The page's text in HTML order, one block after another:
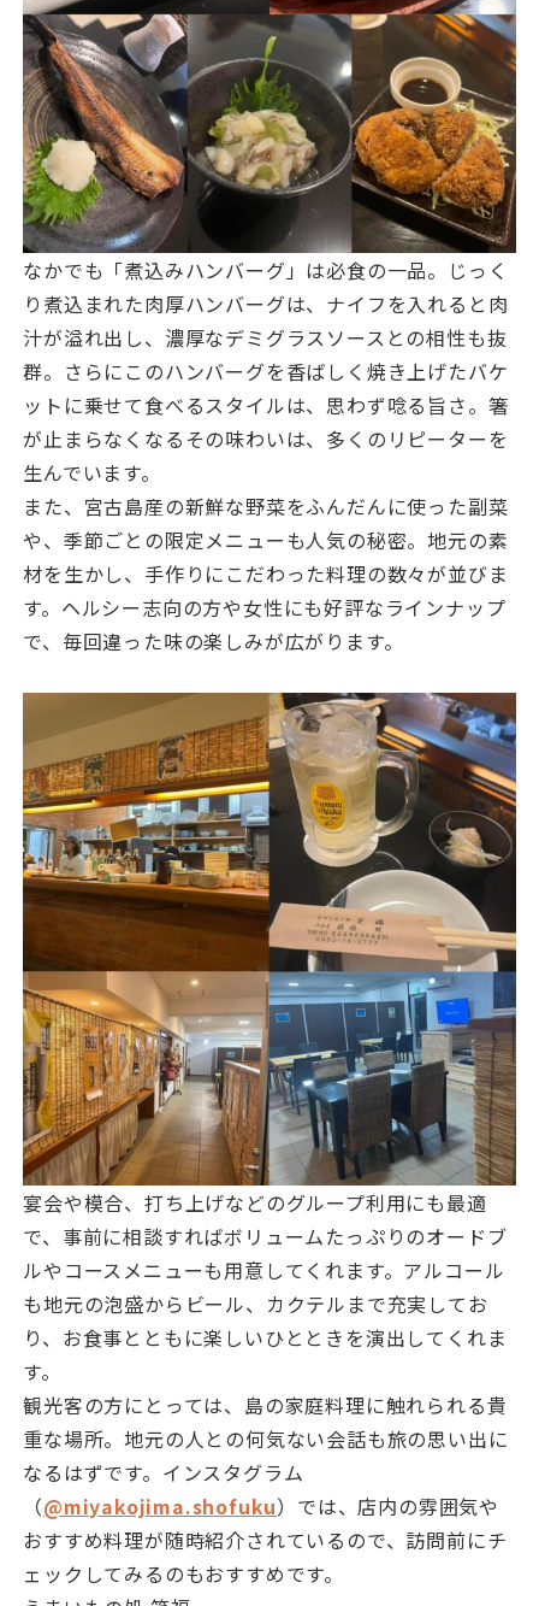
なかでも「煮込みハンバーグ」は必食の一品。じっく
り煮込まれた肉厚ハンバーグは、ナイフを入れると肉
汁が溢れ出し、濃厚なデミグラスソースとの相性も抜
群。さらにこのハンバーグを香ばしく焼き上げたバケ
ットに乗せて食べるスタイルは、思わず唸る旨さ。箸
が止まらなくなるその味わいは、多くのリピーターを
生んでいます。
また、宮古島産の新鮮な野菜をふんだんに使った副菜
や、季節ごとの限定メニューも人気の秘密。地元の素
材を生かし、手作りにこだわった料理の数々が並びま
す。ヘルシー志向の方や女性にも好評なラインナップ
で、毎回違った味の楽しみが広がります。
宴会や模合、打ち上げなどのグループ利用にも最適
で、事前に相談すればボリュームたっぷりのオードブ
ルやコースメニューも用意してくれます。アルコール
も地元の泡盛からビール、カクテルまで充実してお
り、お食事とともに楽しいひとときを演出してくれま
す。
観光客の方にとっては、島の家庭料理に触れられる貴
重な場所。地元の人との何気ない会話も旅の思い出に
なるはずです。インスタグラム
（@miyakojima.shofuku）では、店内の雰囲気や
おすすめ料理が随時紹介されているので、訪問前にチ
ェックしてみるのもおすすめです。